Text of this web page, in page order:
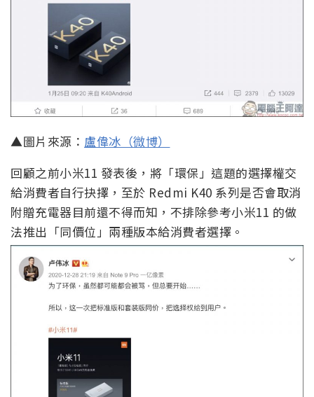
▲圖片來源： 盧偉冰（微博）
回顧之前小米11 發表後，將「環保」這題的選擇權交
給消費者自行抉擇，至於 Redmi K40 系列是否會取消
附贈充電器目前還不得而知，不排除參考小米11 的做
法推出「同價位」兩種版本給消費者選擇。